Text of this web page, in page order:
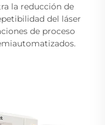
la reducción de
del láser
de proceso